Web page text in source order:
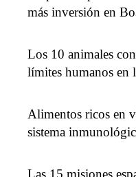
más inversión en
Los 10 animales
límites humanos en
Alimentos ricos en
sistema
Las 15 misiones